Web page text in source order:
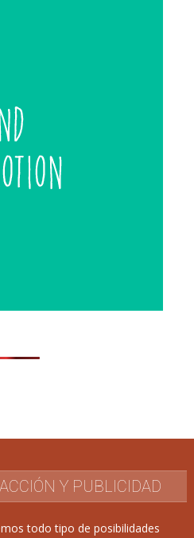
Y PUBLICIDAD
todo tipo de posibilidades